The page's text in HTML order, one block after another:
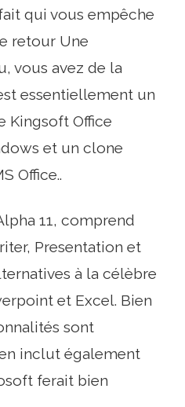
qui vous empêche
retour Une
vous avez de la
essentiellement un
Kingsoft Office
et un clone
Office..
11, comprend
Presentation et
à la célèbre
et Excel. Bien
sont
inclut également
ferait bien